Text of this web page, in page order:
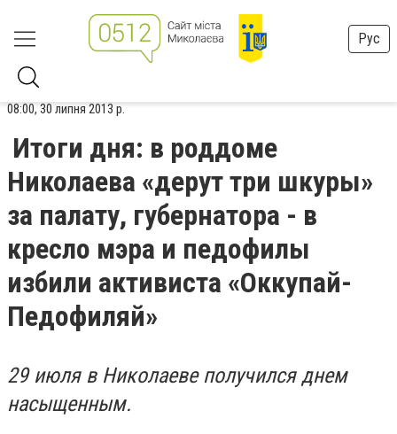
Рус
08:00, 30 липня 2013 р.
Итоги дня: в роддоме
Николаева «дерут три шкуры»
за палату, губернатора - в
кресло мэра и педофилы
избили активиста «Оккупай-
Педофиляй»
29 июля в Николаеве получился днем
насыщенным.